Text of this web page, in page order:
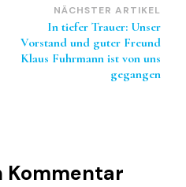
NÄCHSTER ARTIKEL
In tiefer Trauer: Unser
Vorstand und guter Freund
Klaus Fuhrmann ist von uns
gegangen
Kommentar